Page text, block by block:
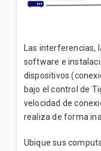
Empresas
Localizador? |
VER MÁS
Las interferencias,
software e
dispositivos
bajo el control de
velocidad de
realiza de forma
Ubique sus